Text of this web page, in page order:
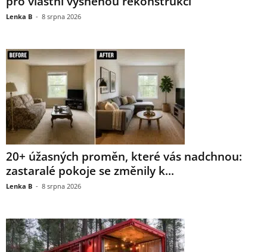
Lenka B - 8 srpna 2026
20+ úžasných proměn, které vás nadchnou:
zastaralé pokoje se změnily k...
Lenka B - 8 srpna 2026